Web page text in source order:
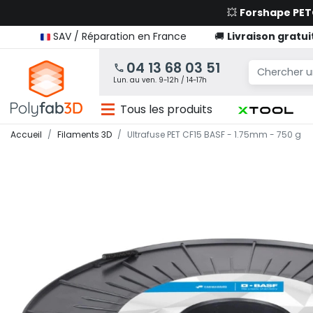
💥 Forshape
SAV / Réparation en France
🚚 Livraison
04 13 68 03 51
Lun. au ven. 9-12h / 14-17h
Tous les produits
Accueil Filaments 3D Ultrafuse PET CF15 BASF - 1.75mm - 750 g